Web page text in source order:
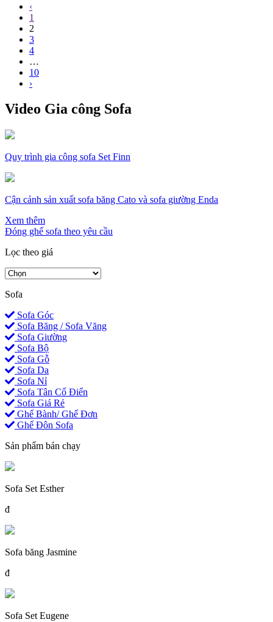
‹
1
2
3
4
…
10
›
Video Gia công Sofa
Quy trình gia công sofa Set Finn
Cận cảnh sản xuất sofa băng Cato và sofa giường Enda
Xem thêm
Đóng ghế sofa theo yêu cầu
Lọc theo giá
Sofa
Sofa Góc
Sofa Băng / Sofa Văng
Sofa Giường
Sofa Bộ
Sofa Gỗ
Sofa Da
Sofa Nỉ
Sofa Tân Cổ Điển
Sofa Giá Rẻ
Ghế Bành/ Ghế Đơn
Ghế Đôn Sofa
Sản phẩm bán chạy
Sofa Set Esther
đ
Sofa băng Jasmine
đ
Sofa Set Eugene